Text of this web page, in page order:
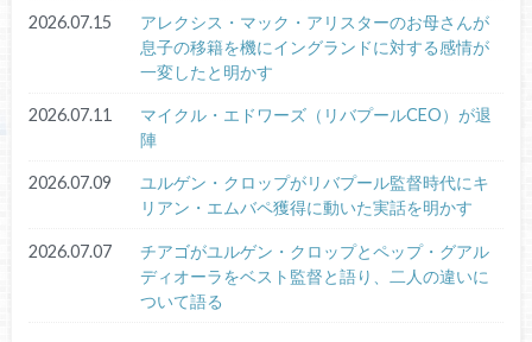
2026.07.15
アレクシス・マック・アリスターのお母さんが
息子の移籍を機にイングランドに対する感情が
一変したと明かす
2026.07.11
マイクル・エドワーズ（リバプールCEO）が退
陣
2026.07.09
ユルゲン・クロップがリバプール監督時代にキ
リアン・エムバペ獲得に動いた実話を明かす
2026.07.07
チアゴがユルゲン・クロップとペップ・グアル
ディオーラをベスト監督と語り、二人の違いに
ついて語る